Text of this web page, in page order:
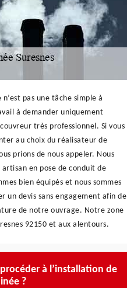
pas une tâche simple à
à demander uniquement
très professionnel. Si vous
au choix du réalisateur de
prions de nous appeler. Nous
en pose de conduit de
bien équipés et nous sommes
un devis sans engagement afin de
de notre ouvrage. Notre zone
92150 et aux alentours.
à l’installation de
?